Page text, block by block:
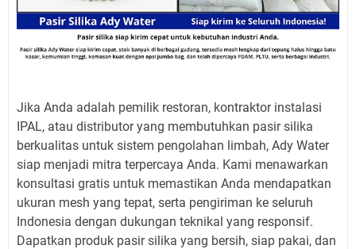
Jika Anda adalah pemilik restoran, kontraktor instalasi
IPAL, atau distributor yang membutuhkan pasir silika
berkualitas untuk sistem pengolahan limbah, Ady Water
siap menjadi mitra terpercaya Anda. Kami menawarkan
konsultasi gratis untuk memastikan Anda mendapatkan
ukuran mesh yang tepat, serta pengiriman ke seluruh
Indonesia dengan dukungan teknikal yang responsif.
Dapatkan produk pasir silika yang bersih, siap pakai, dan